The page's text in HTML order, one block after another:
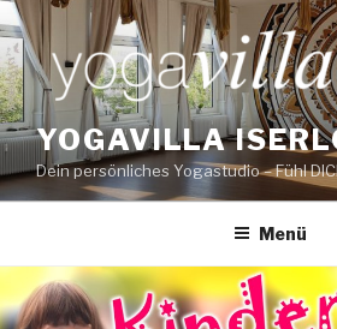
Zum
Inhalt
springen
YOGAVILLA
Dein persönliches Yogastudio – Fühl
Menü